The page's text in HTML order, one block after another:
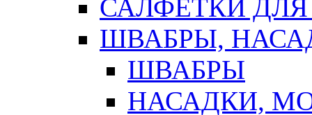
САЛФЕТКИ
ШВАБРЫ,
ШВАБРЫ
НАСАДКИ,